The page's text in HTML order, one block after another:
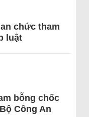
chức tham
luật
bỗng chốc
Công An